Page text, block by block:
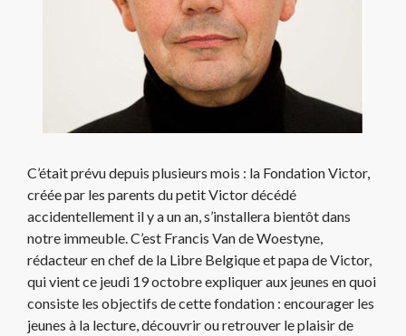
C’était prévu depuis plusieurs mois : la Fondation Victor,
créée par les parents du petit Victor décédé
accidentellement il y a un an, s’installera bientôt dans
notre immeuble. C’est Francis Van de Woestyne,
rédacteur en chef de la Libre Belgique et papa de Victor,
qui vient ce jeudi 19 octobre expliquer aux jeunes en quoi
consiste les objectifs de cette fondation : encourager les
jeunes à la lecture, découvrir ou retrouver le plaisir de